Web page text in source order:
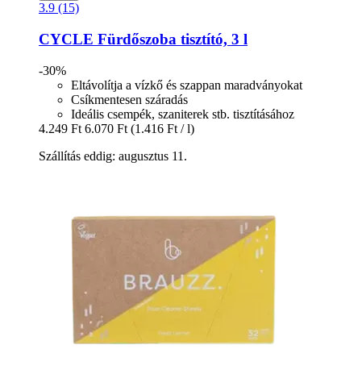
3.9 (15)
CYCLE Fürdőszoba tisztító, 3 l
-30%
Eltávolítja a vízkő és szappan maradványokat
Csíkmentesen száradás
Ideális csempék, szaniterek stb. tisztításához
4.249 Ft 6.070 Ft (1.416 Ft / l)
Szállítás eddig: augusztus 11.